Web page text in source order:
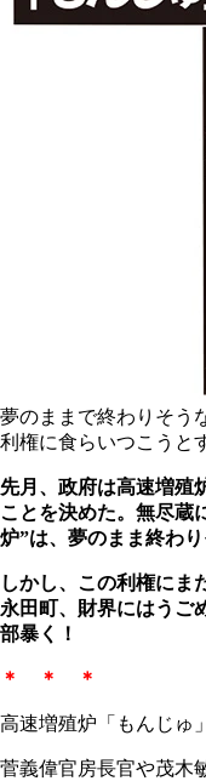
夢のままで終わりそう
利権に食らいつこうと
先月、政府は高速増殖
ことを決めた。無尽蔵
炉”は、夢のまま終わり
しかし、この利権にま
永田町、財界にはう
部暴く！
＊ ＊ ＊
高速増殖炉「もんじゅ
菅義偉官房長官や茂木